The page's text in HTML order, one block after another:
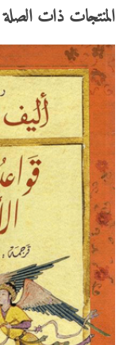
المنتجات ذات الصلة